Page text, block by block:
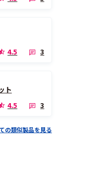
4.5
3
ト
4.5
3
の類似製品を見る